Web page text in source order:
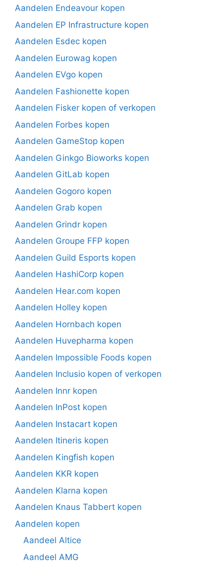
Aandelen Endeavour kopen
Aandelen EP Infrastructure kopen
Aandelen Esdec kopen
Aandelen Eurowag kopen
Aandelen EVgo kopen
Aandelen Fashionette kopen
Aandelen Fisker kopen of verkopen
Aandelen Forbes kopen
Aandelen GameStop kopen
Aandelen Ginkgo Bioworks kopen
Aandelen GitLab kopen
Aandelen Gogoro kopen
Aandelen Grab kopen
Aandelen Grindr kopen
Aandelen Groupe FFP kopen
Aandelen Guild Esports kopen
Aandelen HashiCorp kopen
Aandelen Hear.com kopen
Aandelen Holley kopen
Aandelen Hornbach kopen
Aandelen Huvepharma kopen
Aandelen Impossible Foods kopen
Aandelen Inclusio kopen of verkopen
Aandelen Innr kopen
Aandelen InPost kopen
Aandelen Instacart kopen
Aandelen Itineris kopen
Aandelen Kingfish kopen
Aandelen KKR kopen
Aandelen Klarna kopen
Aandelen Knaus Tabbert kopen
Aandelen kopen
Aandeel Altice
Aandeel AMG